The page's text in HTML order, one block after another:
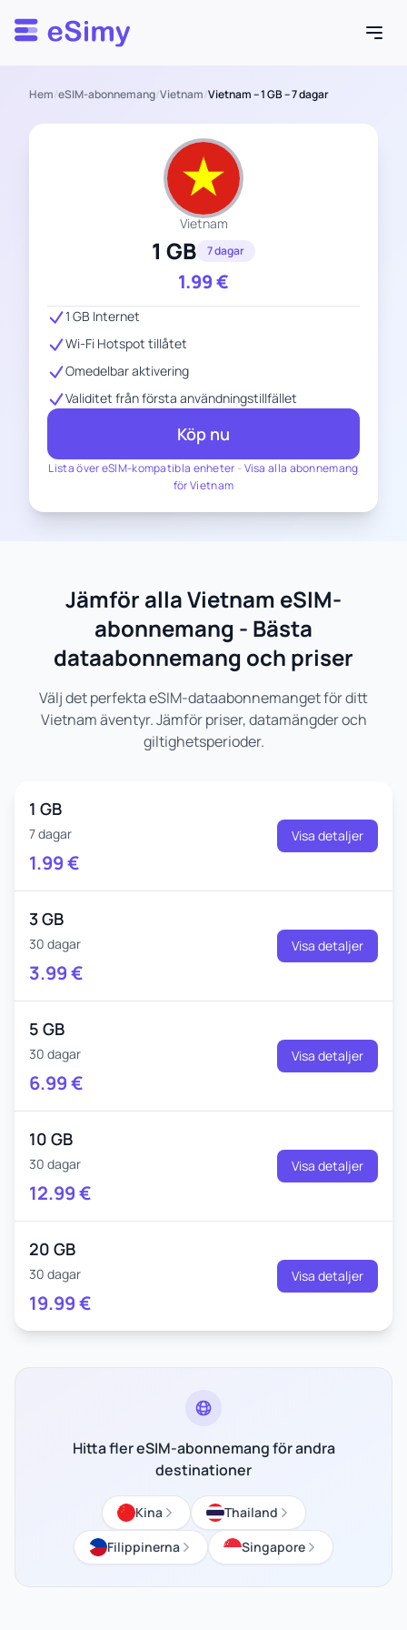
Esimy
Hem/eSIM-abonnemang/Vietnam/Vietnam – 1 GB – 7 dagar
Vietnam
1 GB 7 dagar
1.99€
Lista över eSIM-kompatibla enheter - Visa alla abonnemang
för Vietnam
1 GB Internet
Wi-Fi Hotspot tillåtet
Omedelbar aktivering
Validitet från första användningstillfället
Köp nu
Jämför alla Vietnam eSIM-
abonnemang - Bästa
dataabonnemang och priser
Välj det perfekta eSIM-dataabonnemanget för ditt
Vietnam äventyr. Jämför priser, datamängder och
giltighetsperioder.
1 GB
7 dagar
1.99€
Visa detaljer
3 GB
30 dagar
3.99€
Visa detaljer
5 GB
30 dagar
6.99€
Visa detaljer
10 GB
30 dagar
12.99€
Visa detaljer
20 GB
30 dagar
19.99€
Visa detaljer
Hitta fler eSIM-abonnemang för andra
destinationer
Kina
Thailand
Filippinerna
Singapore